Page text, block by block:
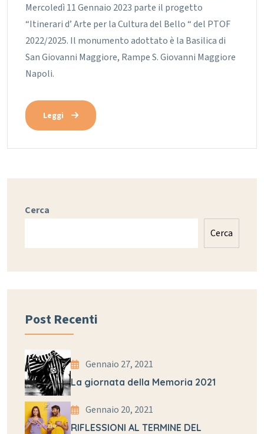
Mercoledì 11 Gennaio 2023 parte il progetto
“Itinerari d’ Arte per la Cultura del Bello “ del PTOF
2022/2025. Il monumento adottato è la Basilica di
San Giovanni Maggiore, Rampe S. Giovanni Maggiore
Napoli.
Leggi
Cerca
Cerca
Post Recenti
Gennaio 27, 2021
La giornata della Memoria 2021
Gennaio 20, 2021
RIFLESSIONI AL TERMINE DEL